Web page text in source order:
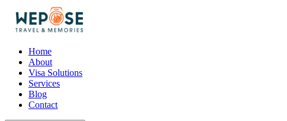
Home
About
Visa Solutions
Services
Blog
Contact